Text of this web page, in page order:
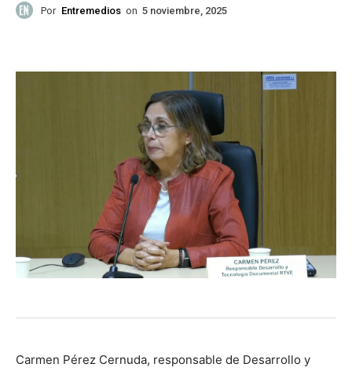
Por Entremedios on 5 noviembre, 2025
Carmen Pérez Cernuda, responsable de Desarrollo y